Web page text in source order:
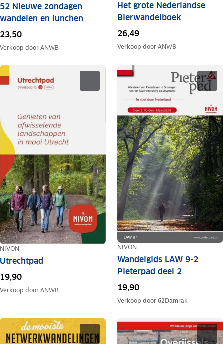
52 Nieuwe zondagen
wandelen en lunchen
23,50
Verkoop doorANWB
Het grote Nederlandse
Bierwandelboek
26,49
Verkoop doorANWB
NIVON
Utrechtpad
19,90
Verkoop doorANWB
NIVON
Wandelgids LAW 9-2
Pieterpad deel 2
19,90
Verkoop door 62Damrak